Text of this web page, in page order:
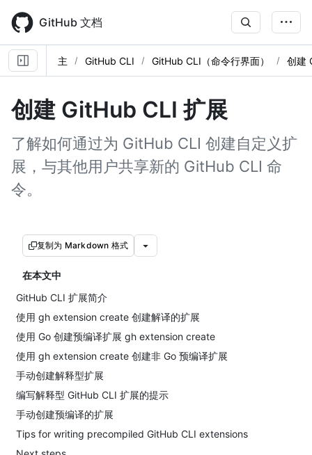
main
content
GitHub 文档
主 GitHub CLI GitHub CLI（命令行界面） 创建
创建 GitHub CLI 扩展
了解如何通过为 GitHub CLI 创建自定义扩
展，与其他用户共享新的 GitHub CLI 命
令。
复制为 Markdown 格式
在本文中
GitHub CLI 扩展简介
使用 gh extension create 创建解译的扩展
使用 Go 创建预编译扩展 gh extension create
使用 gh extension create 创建非 Go 预编译扩展
手动创建解释型扩展
编写解释型 GitHub CLI 扩展的提示
手动创建预编译的扩展
Tips for writing precompiled GitHub CLI extensions